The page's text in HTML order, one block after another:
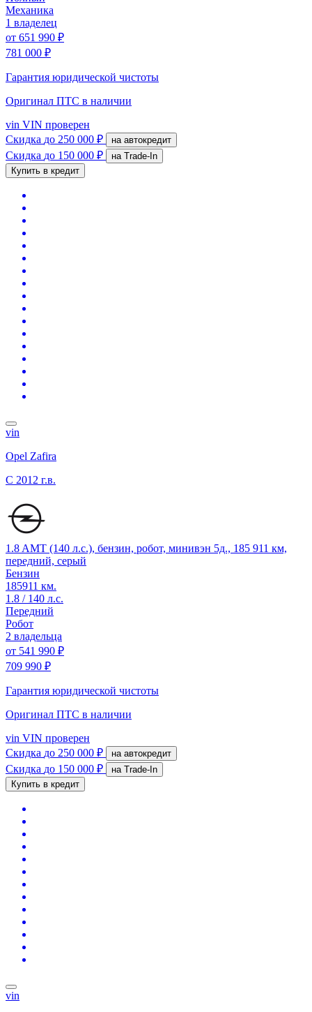
Механика
1 владелец
от 651 990 ₽
781 000 ₽
Гарантия юридической чистоты
Оригинал ПТС в наличии
vin VIN проверен
Скидка до 250 000 ₽ на автокредит
Скидка до 150 000 ₽
на Trade-In
Купить в кредит
vin
Opel Zafira
C 2012 г.в.
1.8 AMT (140 л.с.), бензин, робот, минивэн 5д., 185 911 км,
передний, серый
Бензин
185911 км.
1.8 / 140 л.с.
Передний
Робот
2 владельца
от 541 990 ₽
709 990 ₽
Гарантия юридической чистоты
Оригинал ПТС в наличии
vin VIN проверен
Скидка до 250 000 ₽ на автокредит
Скидка до 150 000 ₽
на Trade-In
Купить в кредит
vin